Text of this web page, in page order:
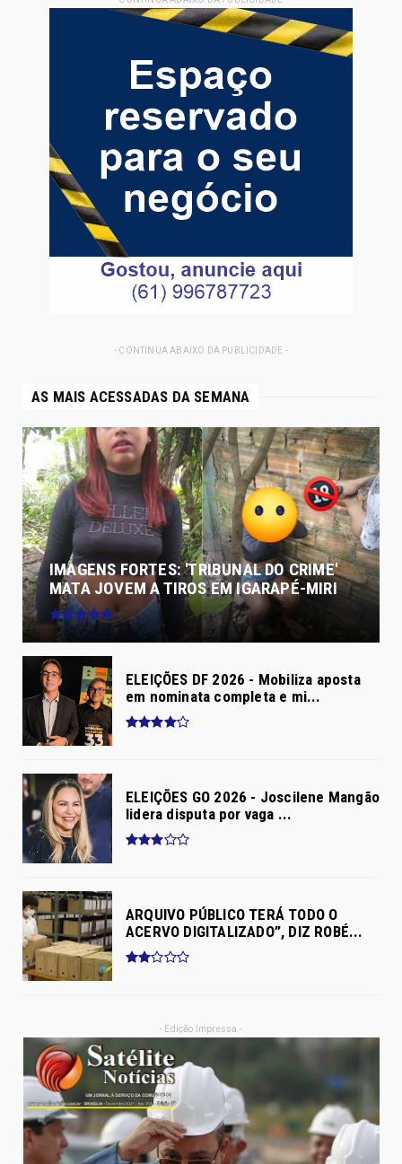
- CONTINUA ABAIXO DA PUBLICIDADE -
AS MAIS ACESSADAS DA SEMANA
IMAGENS FORTES: 'TRIBUNAL DO CRIME'
MATA JOVEM A TIROS EM IGARAPÉ-MIRI
ELEIÇÕES DF 2026 - Mobiliza aposta
em nominata completa e mi...
ELEIÇÕES GO 2026 - Joscilene Mangão
lidera disputa por vaga ...
ARQUIVO PÚBLICO TERÁ TODO O
ACERVO DIGITALIZADO”, DIZ ROBÉ...
- Edição Impressa -